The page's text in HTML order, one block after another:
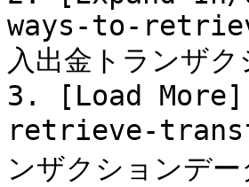
ways-to-
入出金トランザ
3. [Load
retrieve-
ンザクションデ